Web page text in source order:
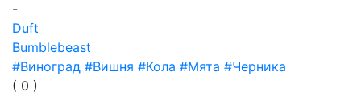
-
Duft
Bumblebeast
#Виноград #Вишня #Кола #Мята #Черника
( 0 )